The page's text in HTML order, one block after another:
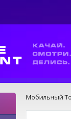
Мобильный